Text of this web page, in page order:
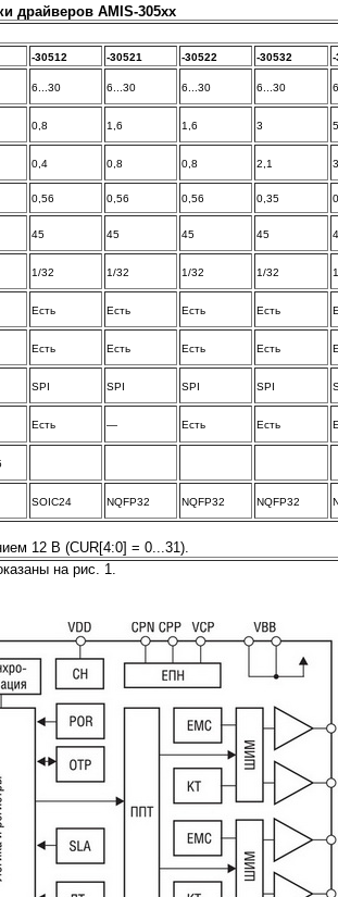
драйверов AMIS-305xx
-30512 -30521 -30522 -30532 -
6...30 6...30 6...30 6...30
0,8 1,6 1,6 3
0,4 0,8 0,8 2,1
0,56 0,56 0,56 0,35
45 45 45 45
1/32 1/32 1/32 1/32
Есть Есть Есть Есть
Есть Есть Есть Есть
SPI SPI SPI SPI
Есть — Есть Есть
SOIC24 NQFP32 NQFP32 NQFP32
12 В (CUR[4:0] = 0...31).
на рис. 1.